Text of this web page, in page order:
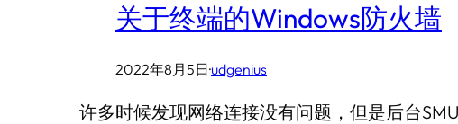
关于终端的Windows防火墙
2022年8月5日·udgenius
许多时候发现网络连接没有问题，但是后台